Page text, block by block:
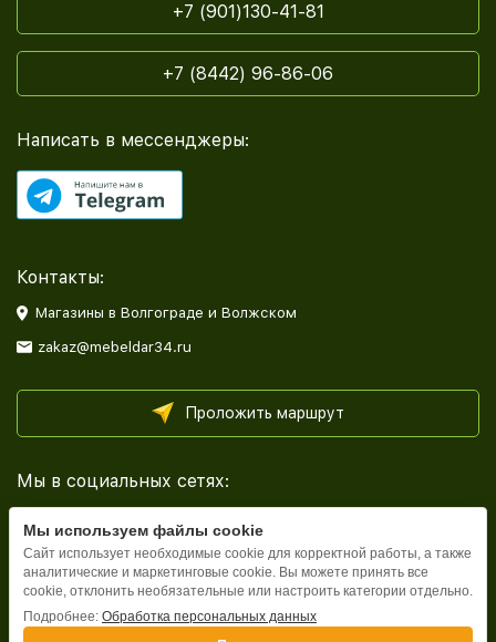
+7 (901)130-41-81
+7 (8442) 96-86-06
Написать в мессенджеры:
Контакты:
Магазины в Волгограде и Волжском
zakaz@mebeldar34.ru
Проложить маршрут
Мы в социальных сетях:
Каталог
Мы используем файлы cookie
Сайт использует необходимые cookie для корректной работы, а также
аналитические и маркетинговые cookie. Вы можете принять все
cookie, отклонить необязательные или настроить категории отдельно.
Подробнее: Обработка персональных данных